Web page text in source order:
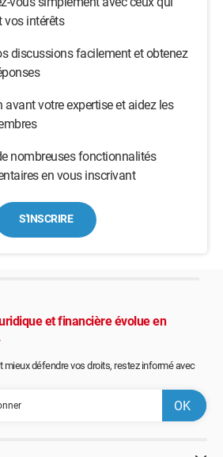
vos intérêts
discussions facilement et obtenez
avant votre expertise et aidez les
nombreuses fonctionnalités
en vous inscrivant
S'INSCRIRE
et financière évolue en
mieux défendre vos droits, restez informé avec